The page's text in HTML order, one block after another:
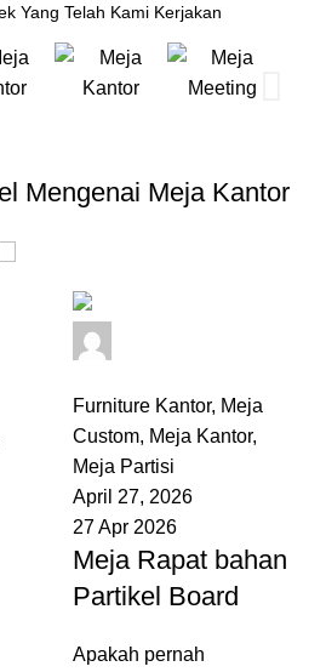
Yang Telah Kami Kerjakan
Mengenai Meja Kantor
Furniture Kantor, Meja
Custom, Meja Kantor,
Meja Partisi
April 27, 2026
27 Apr 2026
Meja Rapat bahan
Partikel Board
Apakah pernah